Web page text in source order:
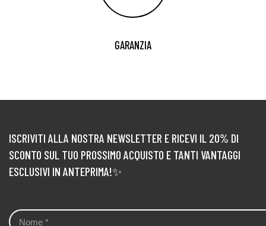
GARANZIA
ISCRIVITI ALLA NOSTRA NEWSLETTER E RICEVI IL 20% DI
SCONTO SUL TUO PROSSIMO ACQUISTO E TANTI VANTAGGI
ESCLUSIVI IN ANTEPRIMA!✨